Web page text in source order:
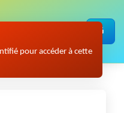
pour accéder à cette